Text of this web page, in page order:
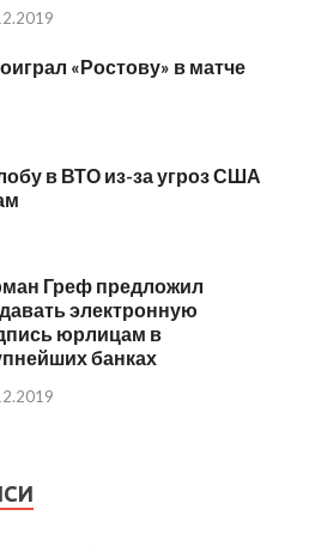
«Ростову» в матче
в ВТО из-за угроз США
Греф предложил
электронную
юрлицам в
банках